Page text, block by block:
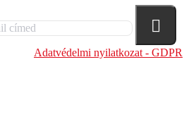
Adatvédelmi nyilatkozat - GDPR